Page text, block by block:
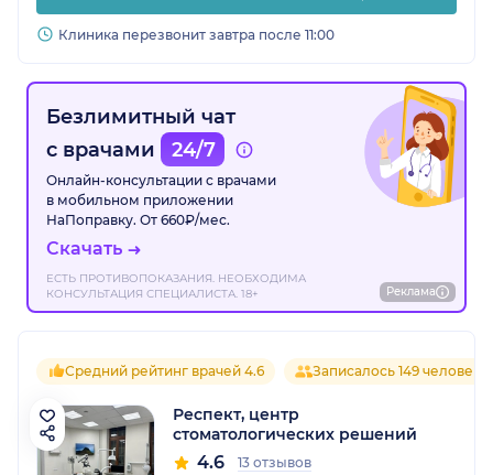
Клиника перезвонит завтра после 11:00
Безлимитный чат
с врачами
24/7
Онлайн-консультации с врачами
в мобильном приложении
НаПоправку. От 660₽/мес.
Скачать
ЕСТЬ ПРОТИВОПОКАЗАНИЯ. НЕОБХОДИМА
КОНСУЛЬТАЦИЯ СПЕЦИАЛИСТА. 18+
Реклама
Средний рейтинг врачей 4.6 Записалось 149 человек
Респект, центр
стоматологических решений
4.6 13 отзывов